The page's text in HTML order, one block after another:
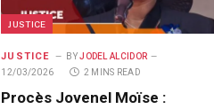
JUSTICE
JUSTICE BY JODEL ALCIDOR
12/03/2026
2 MINS READ
Procès Jovenel Moïse :